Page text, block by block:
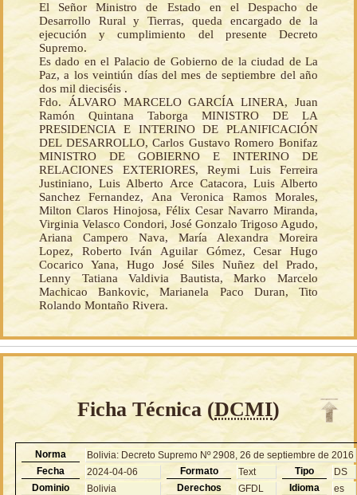
El Señor Ministro de Estado en el Despacho de
Desarrollo Rural y Tierras, queda encargado de la
ejecución y cumplimiento del presente Decreto
Supremo.
Es dado en el Palacio de Gobierno de la ciudad de La
Paz, a los veintiún días del mes de septiembre del año
dos mil dieciséis .
Fdo. ÁLVARO MARCELO GARCÍA LINERA, Juan
Ramón Quintana Taborga MINISTRO DE LA
PRESIDENCIA E INTERINO DE PLANIFICACIÓN
DEL DESARROLLO, Carlos Gustavo Romero Bonifaz
MINISTRO DE GOBIERNO E INTERINO DE
RELACIONES EXTERIORES, Reymi Luis Ferreira
Justiniano, Luis Alberto Arce Catacora, Luis Alberto
Sanchez Fernandez, Ana Veronica Ramos Morales,
Milton Claros Hinojosa, Félix Cesar Navarro Miranda,
Virginia Velasco Condori, José Gonzalo Trigoso Agudo,
Ariana Campero Nava, María Alexandra Moreira
Lopez, Roberto Iván Aguilar Gómez, Cesar Hugo
Cocarico Yana, Hugo José Siles Nuñez del Prado,
Lenny Tatiana Valdivia Bautista, Marko Marcelo
Machicao Bankovic, Marianela Paco Duran, Tito
Rolando Montaño Rivera.
Ficha Técnica (DCMI)
Norma
Bolivia: Decreto Supremo Nº 2908, 26 de septiembre de 2016
Fecha
2024-04-06 Formato Text Tipo
DS
Dominio
Bolivia Derechos GFDL Idioma es